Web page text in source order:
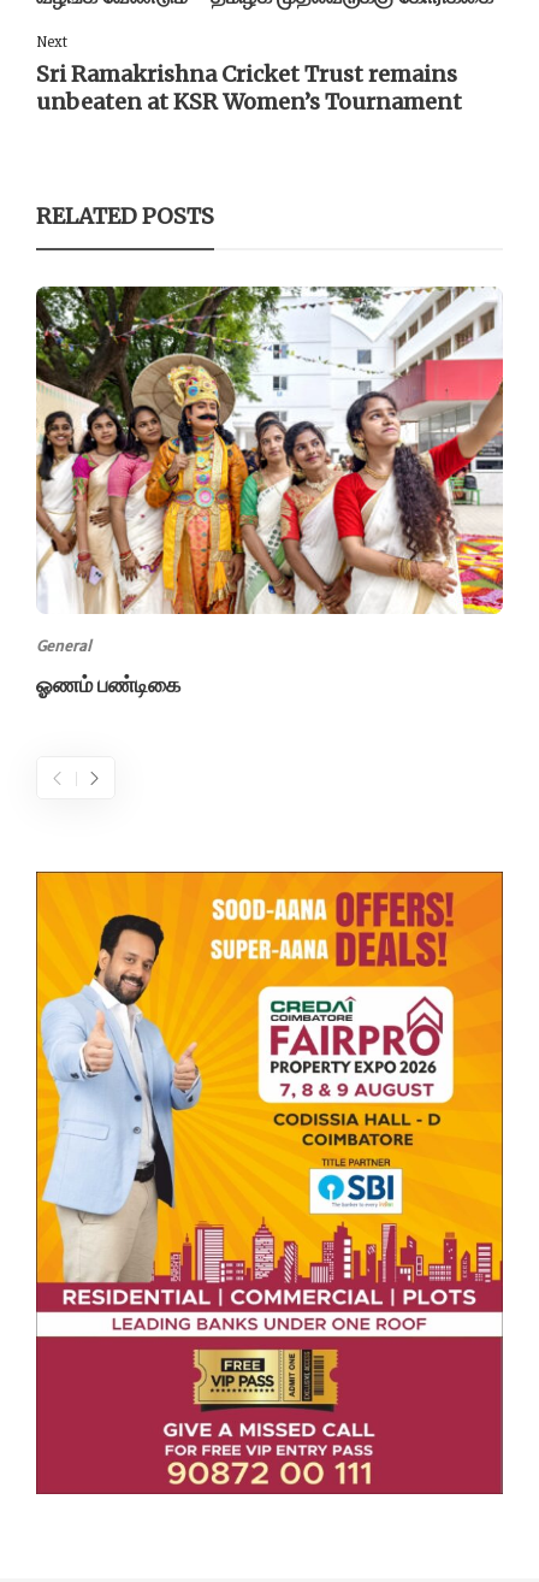
Next
Sri Ramakrishna Cricket Trust remains
unbeaten at KSR Women’s Tournament
RELATED POSTS
General
ஓணம் பண்டிகை